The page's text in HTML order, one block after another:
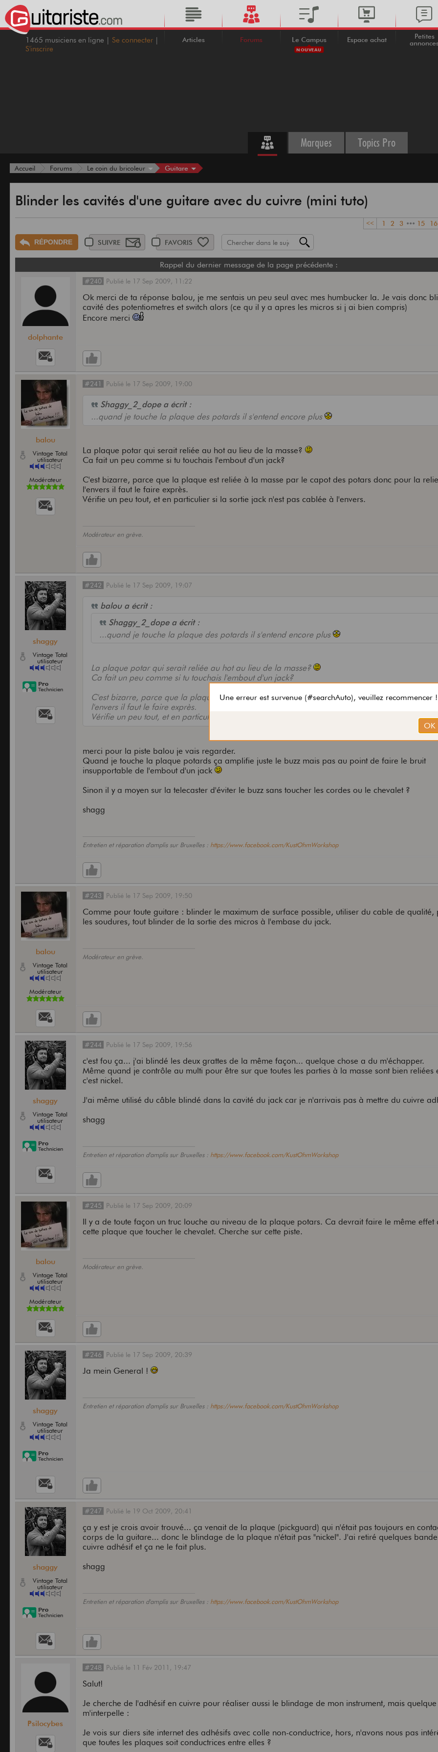
1465 musiciens en ligne | Se connecter |
S'inscrire
Articles Forums Le Campus
NOUVEAU
Espace achat
Petites
Marques Topics Pro
Accueil Forums Le coin du bricoleur Guitare
Blinder les cavités d'une guitare avec du cuivre (mini tuto)
<< 1 2 3 ••• 15 16
RÉPONDRE SUIVRE FAVORIS
Rappel du dernier message de la page précédente :
dolphante
#240 Publié le 17 Sep 2009, 11:22
Ok merci de ta réponse balou, je me sentais un peu seul avec mes humbucker la. Je vais donc
cavité des potentiometres et switch alors (ce qu il y a apres les micros si j ai bien compris)
Encore merci
balou
Vintage Total
utilisateur
Modérateur
#241 Publié le 17 Sep 2009, 19:00
Shaggy_2_dope a écrit :
...quand je touche la plaque des potards il s'entend encore plus
La plaque potar qui serait reliée au hot au lieu de la masse?
Ca fait un peu comme si tu touchais l'embout d'un jack?
C'est bizarre, parce que la plaque est reliée à la masse par le capot des potars donc pour la
l'envers il faut le faire exprès.
Vérifie un peu tout, et en particulier si la sortie jack n'est pas cablée à l'envers.
Modérateur en grève.
shaggy
Vintage Total
utilisateur
#242 Publié le 17 Sep 2009, 19:07
balou a écrit :
Shaggy_2_dope a écrit :
...quand je touche la plaque des potards il s'entend encore plus
La plaque potar qui serait reliée au hot au lieu de la masse?
Ca fait un peu comme si tu touchais l'embout d'un jack?
C'est bizarre, parce que la plaque est reliée à la masse par le capot des potars donc pour la
l'envers il faut le faire exprès.
Vérifie un peu tout, et en particulier si la sortie jack n'est pas cablée à l'envers.
merci pour la piste balou je vais regarder.
Quand je touche la plaque potards ça amplifie juste le buzz mais pas au point de faire le bruit
insupportable de l'embout d'un jack
Sinon il y a moyen sur la telecaster d'éviter le buzz sans toucher les cordes ou le chevalet ?
shagg
Entretien et réparation d'amplis sur Bruxelles : https://www.facebook.com/KustOhmWorkshop
balou
Vintage Total
utilisateur
Modérateur
#243 Publié le 17 Sep 2009, 19:50
Comme pour toute guitare : blinder le maximum de surface possible, utiliser du cable de qualité,
les soudures, tout blinder de la sortie des micros à l'embase du jack.
Modérateur en grève.
shaggy
Vintage Total
utilisateur
#244 Publié le 17 Sep 2009, 19:56
c'est fou ça... j'ai blindé les deux grattes de la même façon... quelque chose a du m'échapper.
Même quand je contrôle au multi pour être sur que toutes les parties à la masse sont bien reliées
c'est nickel.
J'ai même utilisé du câble blindé dans la cavité du jack car je n'arrivais pas à mettre du cuivre
shagg
Entretien et réparation d'amplis sur Bruxelles : https://www.facebook.com/KustOhmWorkshop
balou
Vintage Total
utilisateur
Modérateur
#245 Publié le 17 Sep 2009, 20:09
Il y a de toute façon un truc louche au niveau de la plaque potars. Ca devrait faire le même effet
cette plaque que toucher le chevalet. Cherche sur cette piste.
Modérateur en grève.
shaggy
Vintage Total
utilisateur
#246 Publié le 17 Sep 2009, 20:39
Ja mein General !
Entretien et réparation d'amplis sur Bruxelles : https://www.facebook.com/KustOhmWorkshop
shaggy
Vintage Total
utilisateur
#247 Publié le 19 Oct 2009, 20:41
ça y est je crois avoir trouvé... ça venait de la plaque (pickguard) qui n'était pas toujours en
corps de la guitare... donc le blindage de la plaque n'était pas "nickel". J'ai retiré quelques
cuivre adhésif et ça ne le fait plus.
shagg
Entretien et réparation d'amplis sur Bruxelles : https://www.facebook.com/KustOhmWorkshop
Psilocybes
#248 Publié le 11 Fév 2011, 19:47
Salut!
Je cherche de l'adhésif en cuivre pour réaliser aussi le blindage de mon instrument, mais
m'interpelle :
Je vois sur diers site internet des adhésifs avec colle non-conductrice, hors, n'avons nous pas
que toutes les plaques soit conductrices entre elles ?